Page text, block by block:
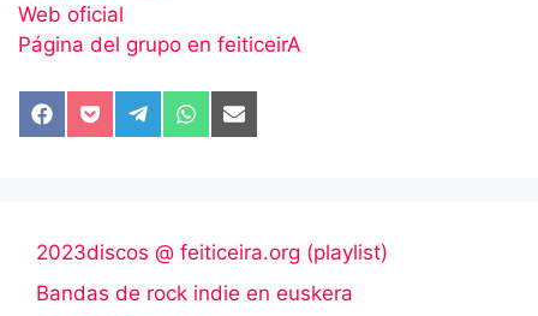
Web oficial
Página del grupo en feiticeirA
Compartir
en
Compartir
en
Compartir
en
Compartir
en
Compartir
en
2023discos @ feiticeira.org (playlist)
Bandas de rock indie en euskera